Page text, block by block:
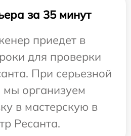
за 35 минут
приедет в
для проверки
При серьезной
мы организуем
в мастерскую в
Ресанта.